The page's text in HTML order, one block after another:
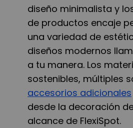
diseño minimalista y
de productos encaje
una variedad de
diseños modernos
a tu manera. Los
sostenibles, múltiples
accesorios adicionales
desde la decoración
alcance de FlexiSpot.